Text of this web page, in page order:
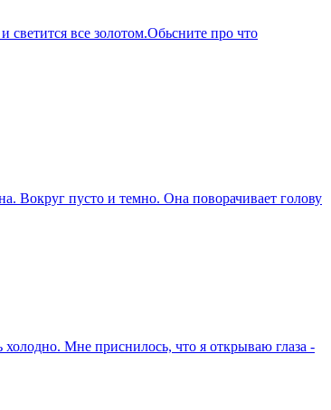
все золотом.Обьсните про что
Вокруг пусто и темно. Она поворачивает голову
Мне приснилось, что я открываю глаза -